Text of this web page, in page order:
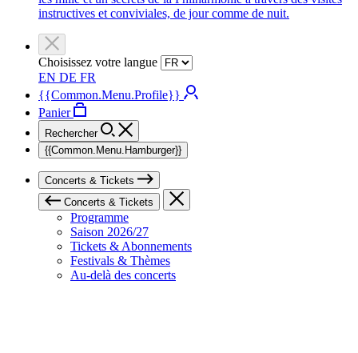
instructives et conviviales, de jour comme de nuit.
Choisissez votre langue
EN DE FR
{{Common.Menu.Profile}}
Panier
Rechercher
{{Common.Menu.Hamburger}}
Concerts & Tickets
Concerts & Tickets
Programme
Saison 2026/27
Tickets & Abonnements
Festivals & Thèmes
Au-delà des concerts